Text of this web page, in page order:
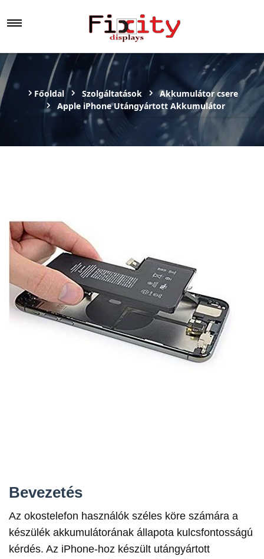
Főoldal Szolgáltatások
Akkumulátor csere
Apple iPhone Utángyártott Akkumulátor
Bevezetés
Az okostelefon használók széles köre számára a
készülék akkumulátorának állapota kulcsfontosságú
kérdés. Az iPhone-hoz készült utángyártott